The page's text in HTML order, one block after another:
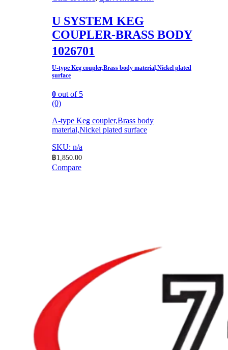
U SYSTEM KEG
COUPLER-BRASS BODY
1026701
U-type Keg coupler,Brass body material,Nickel plated
surface​
0 out of 5
(0)
A-type Keg coupler,Brass body
material,Nickel plated surface​
SKU: n/a
฿1,850.00
Compare